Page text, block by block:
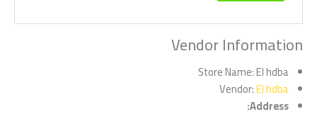
Vendor Information
Store Name:El hdba
Vendor:El hdba
Address: